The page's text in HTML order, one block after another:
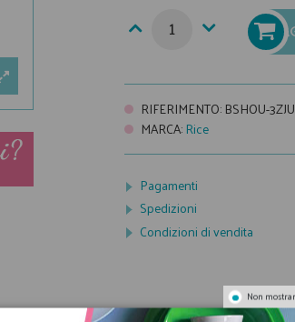
RIFERIMENTO: BSHOU-
MARCA:Rice
Pagamenti
Spedizioni
Condizioni di vendita
Non